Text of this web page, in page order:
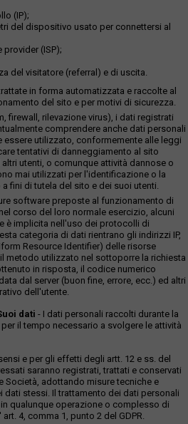
(IP);
del dispositivo usato per connettersi al
provider (ISP);
del visitatore (referral) e di uscita.
in forma automatizzata e raccolte al
del sito e per motivi di sicurezza.
firewall, rilevazione virus), i dati registrati
comprendere anche dati personali
essere utilizzato, conformemente alle leggi
tentativi di danneggiamento al sito
utenti, o comunque attività dannose o
mai utilizzati per l'identificazione o la
fini di tutela del sito e dei suoi utenti.
software preposte al funzionamento di
corso del loro normale esercizio, alcuni
è implicita nell'uso dei protocolli di
categoria di dati rientrano gli indirizzi IP,
Resource Identifier) delle risorse
metodo utilizzato nel sottoporre la richiesta
in risposta, il codice numerico
dal server (buon fine, errore, ecc.) ed altri
dell'utente.
dati - I dati personali raccolti durante la
il tempo necessario a svolgere le attività
e per gli effetti degli artt. 12 e ss. del
saranno registrati, trattati e conservati
Società, adottando misure tecniche e
dati stessi. Il trattamento dei dati personali
qualunque operazione o complesso di
4, comma 1, punto 2 del GDPR.